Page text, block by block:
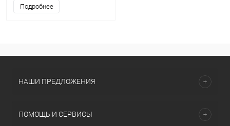
Подробнее
НАШИ ПРЕДЛОЖЕНИЯ
ПОМОЩЬ И СЕРВИСЫ